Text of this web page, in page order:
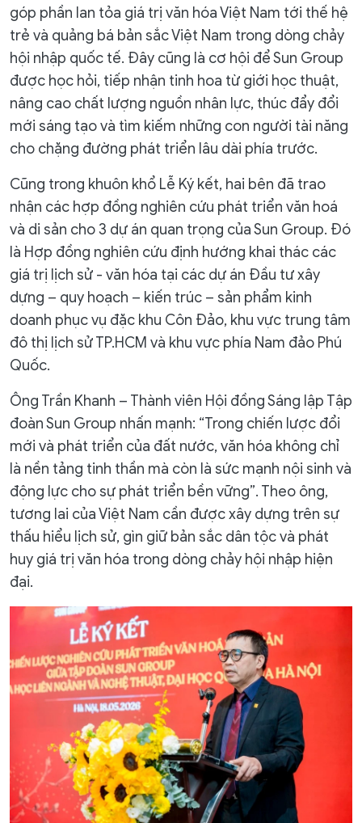
góp phần lan tỏa giá trị văn hóa Việt Nam tới thế hệ
trẻ và quảng bá bản sắc Việt Nam trong dòng chảy
hội nhập quốc tế. Đây cũng là cơ hội để Sun Group
được học hỏi, tiếp nhận tinh hoa từ giới học thuật,
nâng cao chất lượng nguồn nhân lực, thúc đẩy đổi
mới sáng tạo và tìm kiếm những con người tài năng
cho chặng đường phát triển lâu dài phía trước.
Cũng trong khuôn khổ Lễ Ký kết, hai bên đã trao
nhận các hợp đồng nghiên cứu phát triển văn hoá
và di sản cho 3 dự án quan trọng của Sun Group. Đó
là Hợp đồng nghiên cứu định hướng khai thác các
giá trị lịch sử - văn hóa tại các dự án Đầu tư xây
dựng – quy hoạch – kiến trúc – sản phẩm kinh
doanh phục vụ đặc khu Côn Đảo, khu vực trung tâm
đô thị lịch sử TP.HCM và khu vực phía Nam đảo Phú
Quốc.
Ông Trần Khanh – Thành viên Hội đồng Sáng lập Tập
đoàn Sun Group nhấn mạnh: “Trong chiến lược đổi
mới và phát triển của đất nước, văn hóa không chỉ
là nền tảng tinh thần mà còn là sức mạnh nội sinh và
động lực cho sự phát triển bền vững”. Theo ông,
tương lai của Việt Nam cần được xây dựng trên sự
thấu hiểu lịch sử, gìn giữ bản sắc dân tộc và phát
huy giá trị văn hóa trong dòng chảy hội nhập hiện
đại.